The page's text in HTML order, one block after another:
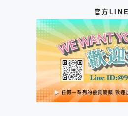
官方LINE